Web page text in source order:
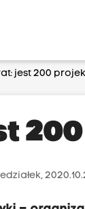
jest 200